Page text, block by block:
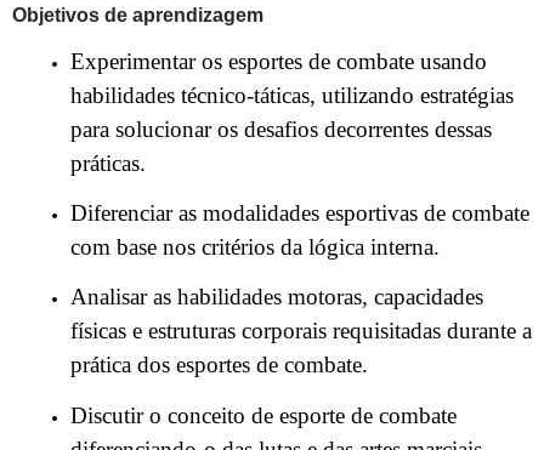
Objetivos de aprendizagem
Experimentar os esportes de combate usando
habilidades técnico-táticas, utilizando estratégias
para solucionar os desafios decorrentes dessas
práticas.
Diferenciar as modalidades esportivas de combate
com base nos critérios da lógica interna.
Analisar as habilidades motoras, capacidades
físicas e estruturas corporais requisitadas durante a
prática dos esportes de combate.
Discutir o conceito de esporte de combate